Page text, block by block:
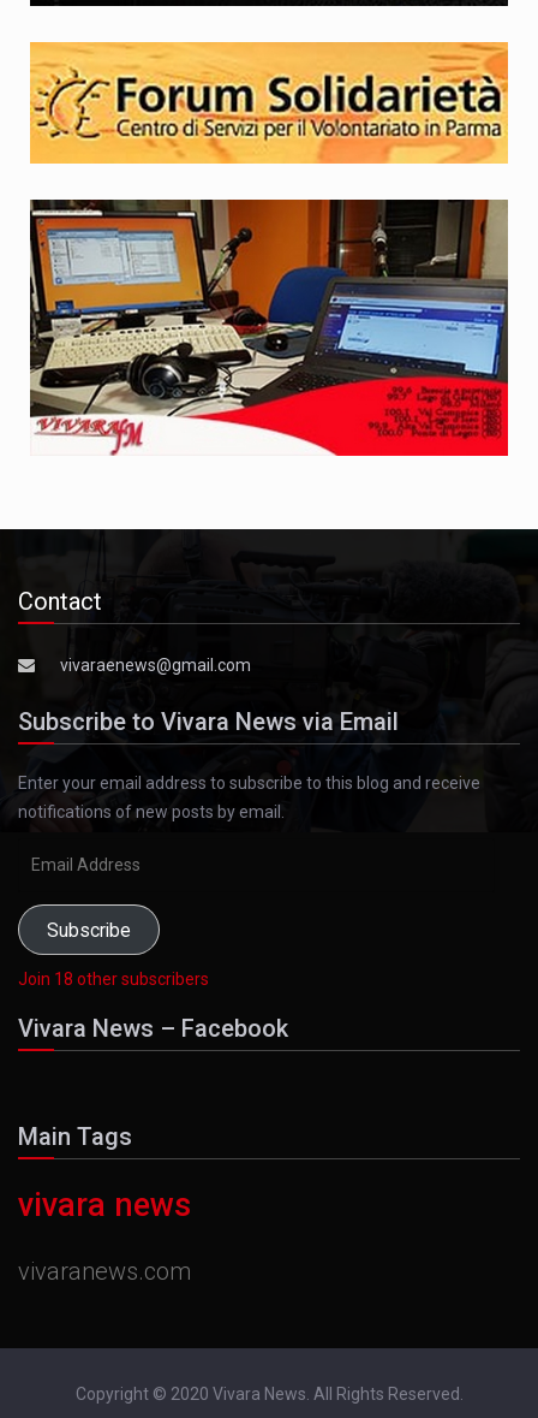
Contact
vivaraenews@gmail.com
Subscribe to Vivara News via Email
Enter your email address to subscribe to this blog and receive
notifications of new posts by email.
Subscribe
Join 18 other subscribers
Vivara News – Facebook
Main Tags
vivara news
vivaranews.com
Copyright © 2020 Vivara News. All Rights Reserved.